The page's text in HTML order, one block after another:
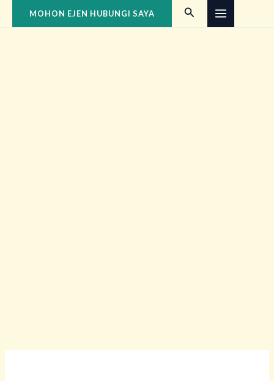
MOHON EJEN HUBUNGI SAYA Search